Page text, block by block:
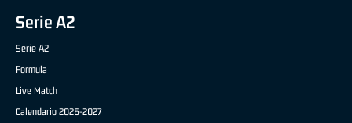
Serie A2
Serie A2
Formula
Live Match
Calendario 2026-2027